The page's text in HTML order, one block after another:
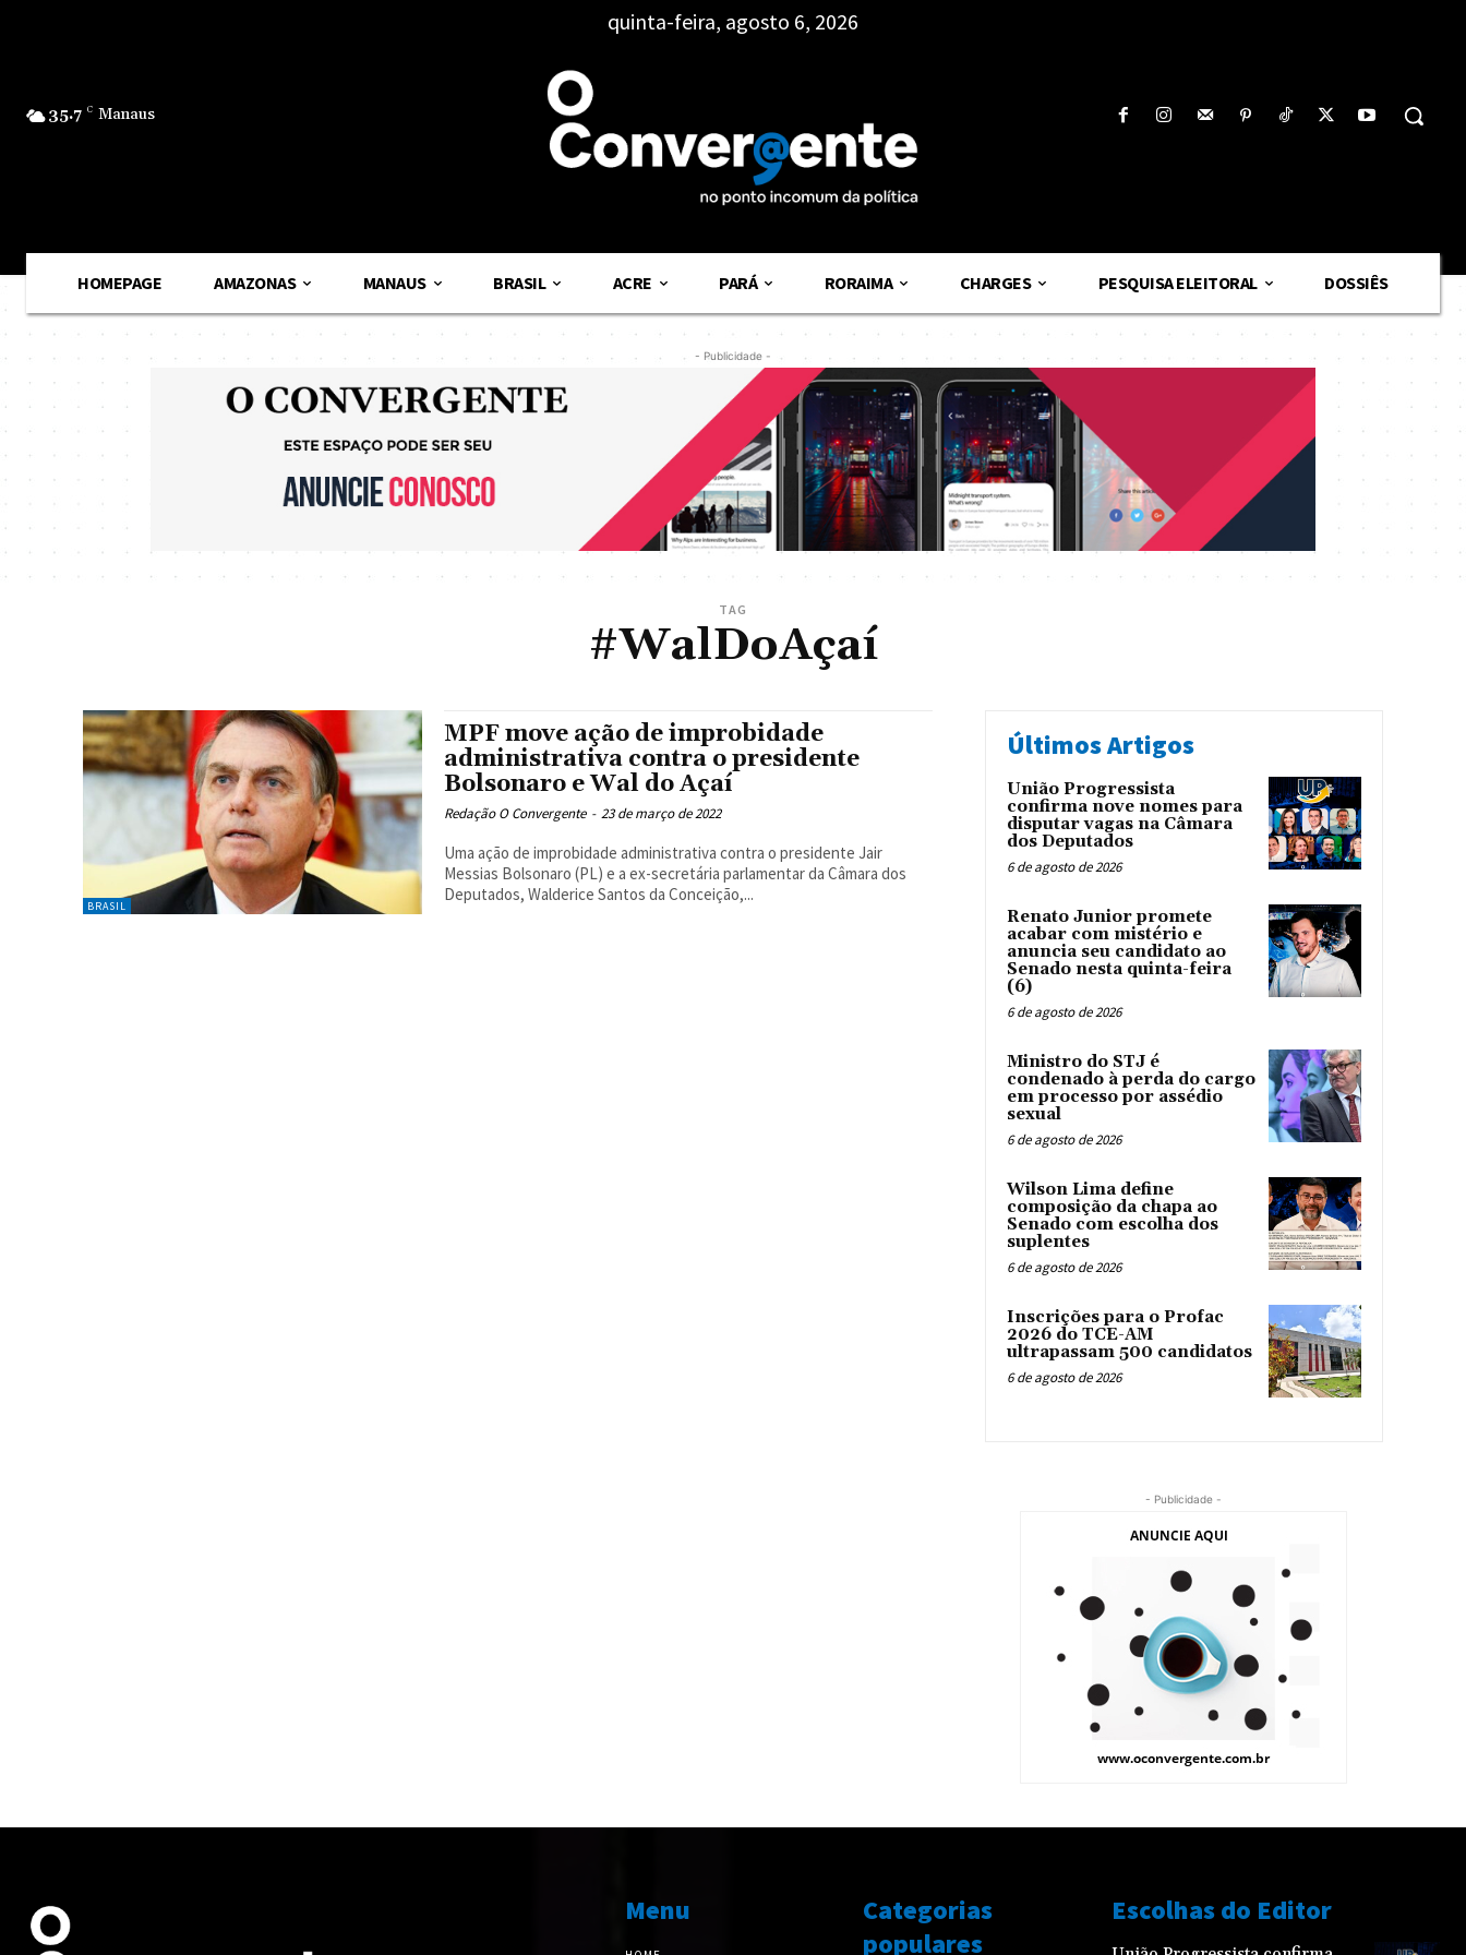
35.7 C Manaus
quinta-feira, agosto 6, 2026
HOMEPAGE AMAZONAS MANAUS BRASIL ACRE PARÁ RORAIMA CHARGES PESQUISA ELEITORAL DOSSIÊS
- Publicidade -
TAG
#WalDoAçaí
BRASIL
MPF move ação de improbidade
administrativa contra o presidente
Bolsonaro e Wal do Açaí
Redação O Convergente - 23 de março de 2022
Uma ação de improbidade administrativa contra o presidente Jair
Messias Bolsonaro (PL) e a ex-secretária parlamentar da Câmara dos
Deputados, Walderice Santos da Conceição,...
Últimos Artigos
União Progressista
confirma nove nomes para
disputar vagas na Câmara
dos Deputados
6 de agosto de 2026
Renato Junior promete
acabar com mistério e
anuncia seu candidato ao
Senado nesta quinta-feira
(6)
6 de agosto de 2026
Ministro do STJ é
condenado à perda do cargo
em processo por assédio
sexual
6 de agosto de 2026
Wilson Lima define
composição da chapa ao
Senado com escolha dos
suplentes
6 de agosto de 2026
Inscrições para o Profac
2026 do TCE-AM
ultrapassam 500 candidatos
6 de agosto de 2026
- Publicidade -
Menu
Categorias
populares
Escolhas do Editor